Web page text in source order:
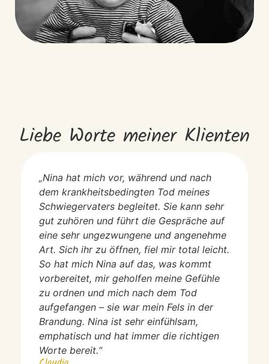
Liebe Worte meiner Klienten
„Nina hat mich vor, während und nach
dem krankheitsbedingten Tod meines
Schwiegervaters begleitet. Sie kann sehr
gut zuhören und führt die Gespräche auf
eine sehr ungezwungene und angenehme
Art. Sich ihr zu öffnen, fiel mir total leicht.
So hat mich Nina auf das, was kommt
vorbereitet, mir geholfen meine Gefühle
zu ordnen und mich nach dem Tod
aufgefangen – sie war mein Fels in der
Brandung. Nina ist sehr einfühlsam,
emphatisch und hat immer die richtigen
Worte bereit.“